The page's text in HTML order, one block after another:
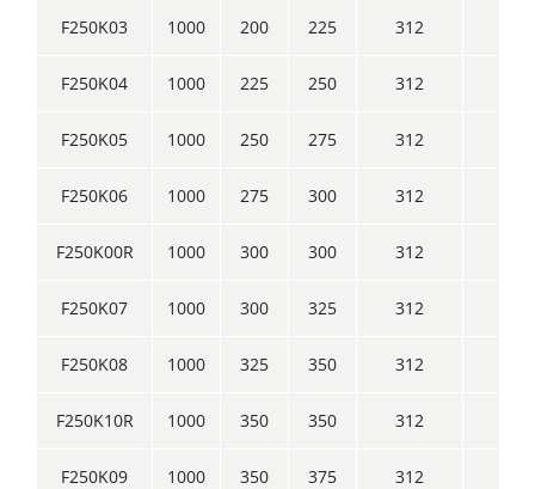
F250K03 1000 200 225 312
F250K04 1000 225 250 312
F250K05 1000 250 275 312
F250K06 1000 275 300 312
F250K00R 1000 300 300 312
F250K07 1000 300 325 312
F250K08 1000 325 350 312
F250K10R 1000 350 350 312
F250K09 1000 350 375 312